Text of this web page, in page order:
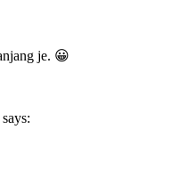
je. 😀
says: